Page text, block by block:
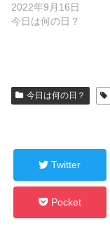
2022年9月16日
今日は何の日？
今日は何の日？
Twitter
Pocket